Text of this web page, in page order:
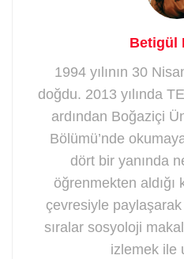
Betigül
1994 yılının 30
doğdu. 2013 yılında
ardından Boğaziçi
Bölümü’nde
dört bir yanında
öğrenmekten
çevresiyle paylaşarak
sıralar sosyoloji
izlemek ile